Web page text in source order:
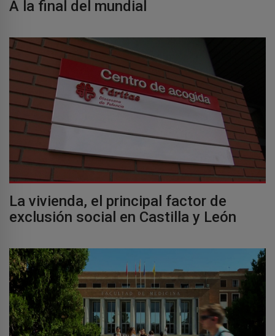
A la final del mundial
La vivienda, el principal factor de
exclusión social en Castilla y León